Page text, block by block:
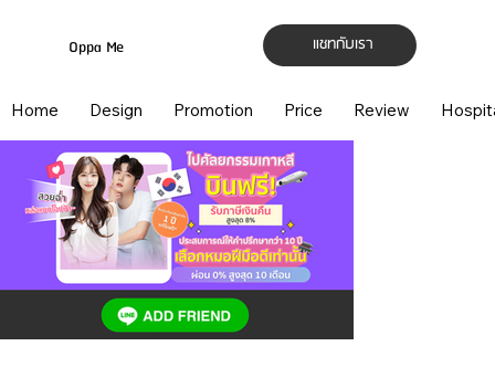
แชทกับเรา
Oppa Me
Home Design Promotion Price Review